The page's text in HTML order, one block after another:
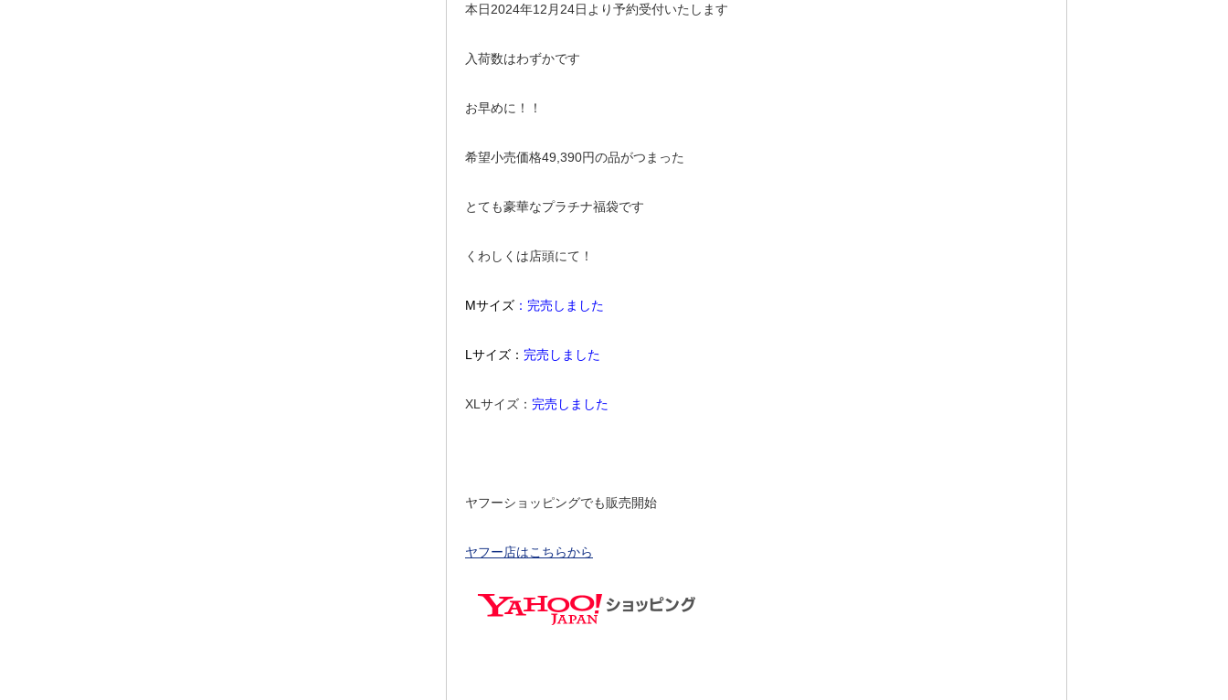
本日2024年12月24日より予約受付いたします
入荷数はわずかです
お早めに！！
希望小売価格49,390円の品がつまった
とても豪華なプラチナ福袋です
くわしくは店頭にて！
Mサイズ ：完売しました
Lサイズ： 完売しました
XLサイズ： 完売しました
ヤフーショッピングでも販売開始
ヤフー店はこちらから